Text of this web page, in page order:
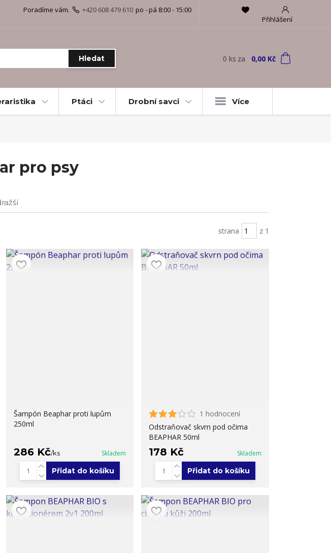
Přihlášení
Hledat
Poradíme vám. +420 608 479 610 po - pá 8:00 - 15:00
0 ks za 0,00 Kč
Ptáci Drobní savci Více
pro psy
strana z 1
Šampón Beaphar proti lupům
250ml
286 Kč/ks Skladem
Přidat do košíku
1 hodnocení
Odstraňovač skvrn pod očima
BEAPHAR 50ml
178 Kč Skladem
Přidat do košíku